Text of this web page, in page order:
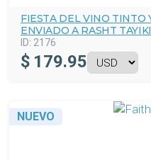
FIESTA DEL VINO TINTO
ENVIADO A RASHT
ID: 2176
$ 179.95
NUEVO